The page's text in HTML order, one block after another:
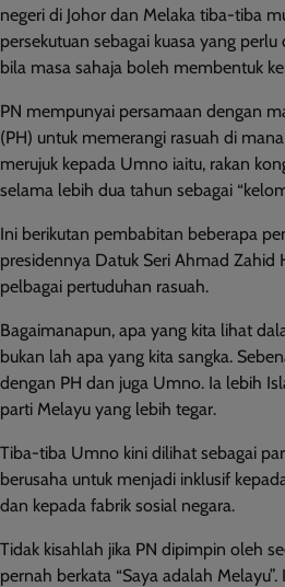
negeri di Johor dan Melaka tiba-tiba
persekutuan sebagai kuasa yang
bila masa sahaja boleh membentuk
PN mempunyai persamaan dengan
(PH) untuk memerangi rasuah di
merujuk kepada Umno iaitu, rakan
selama lebih dua tahun sebagai
Ini berikutan pembabitan beberapa
presidennya Datuk Seri Ahmad Zahid
pelbagai pertuduhan rasuah.
Bagaimanapun, apa yang kita lihat
bukan lah apa yang kita sangka.
dengan PH dan juga Umno. Ia lebih
parti Melayu yang lebih tegar.
Tiba-tiba Umno kini dilihat sebagai
berusaha untuk menjadi inklusif
dan kepada fabrik sosial negara.
Tidak kisahlah jika PN dipimpin oleh
pernah berkata “Saya adalah